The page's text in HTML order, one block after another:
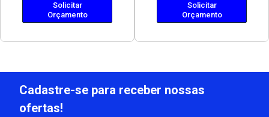
Solicitar
Orçamento
Solicitar
Orçamento
Cadastre-se para receber nossas
ofertas!